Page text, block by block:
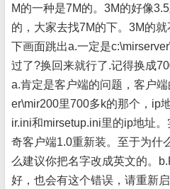
M的一种是7M的。3M的好像
的，大家去找7M的下。3M的
下画面跳出a.一定是
过了?换回来就行了.记得换成
a.肯定是客户端的问题，客户
er\mir200里700多k的那个，ip
ir.ini和mirsetup.ini里的ip地址
奇客户端1.0重新装。至于为什
么建议你把名字改成英文的。
好，也会有这个错误，请重新